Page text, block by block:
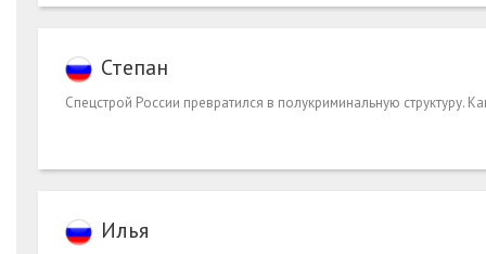
Степан
Спецстрой России превратился в полукриминальную структуру.
Илья